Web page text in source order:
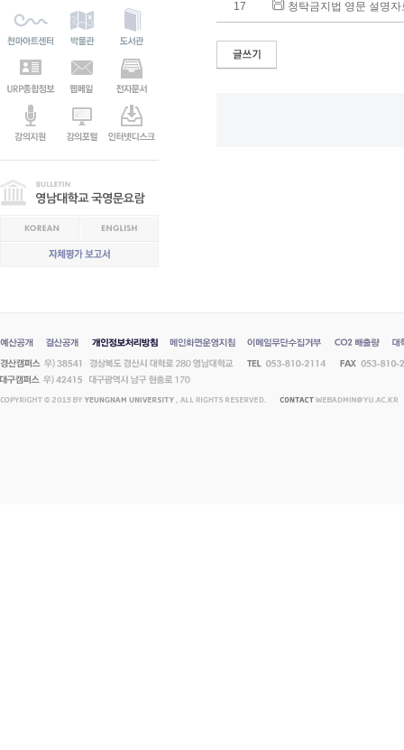
17 청탁금지법 영문 설명